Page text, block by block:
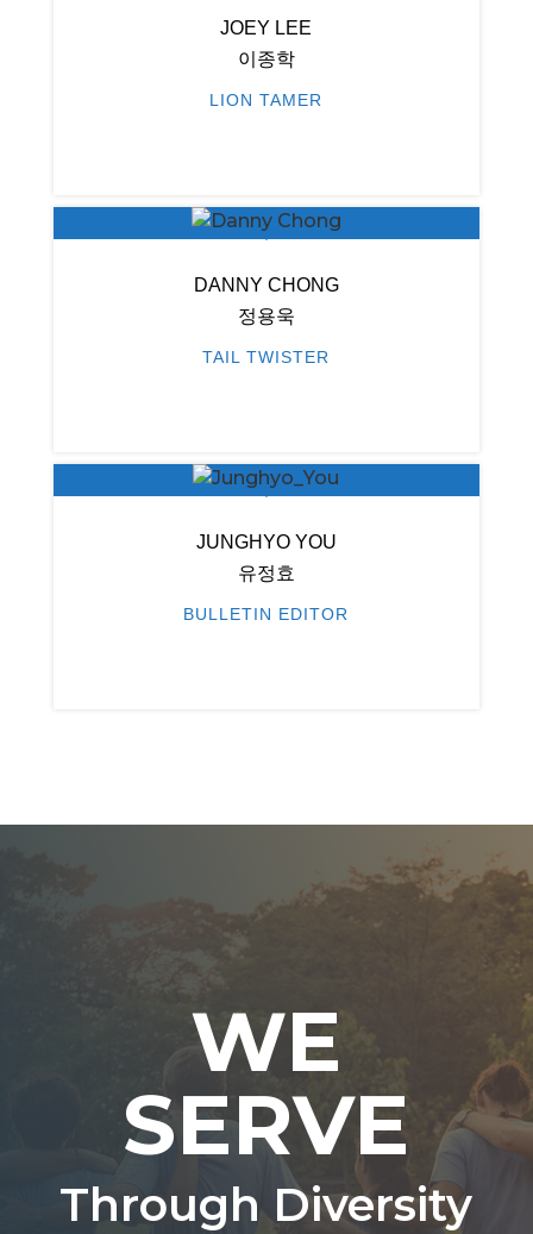
JOEY LEE
이종학
LION TAMER
DANNY CHONG
정용욱
TAIL TWISTER
JUNGHYO YOU
유정효
BULLETIN EDITOR
WE
SERVE
Through Diversity